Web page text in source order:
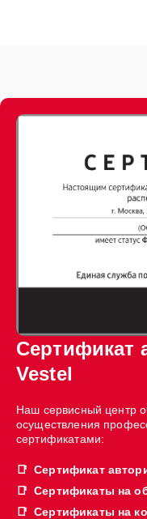
Сертификат
Vestel
Наш сервисный центр
осуществления
сертификатами:
Сертификат
Сертификаты на
Сертификаты на